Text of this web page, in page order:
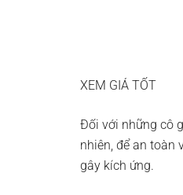
XEM GIÁ TỐT
Đối với những cô
nhiên, để an toàn
gây kích ứng.